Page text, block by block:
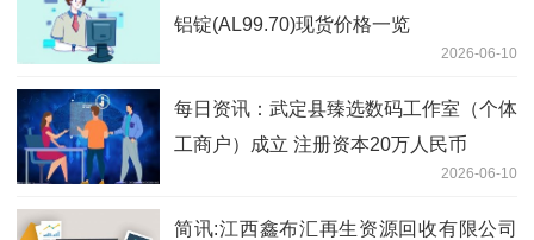
铝锭(AL99.70)现货价格一览
2026-06-10
每日资讯：武定县臻选数码工作室（个体
工商户）成立 注册资本20万人民币
2026-06-10
简讯:江西鑫布汇再生资源回收有限公司